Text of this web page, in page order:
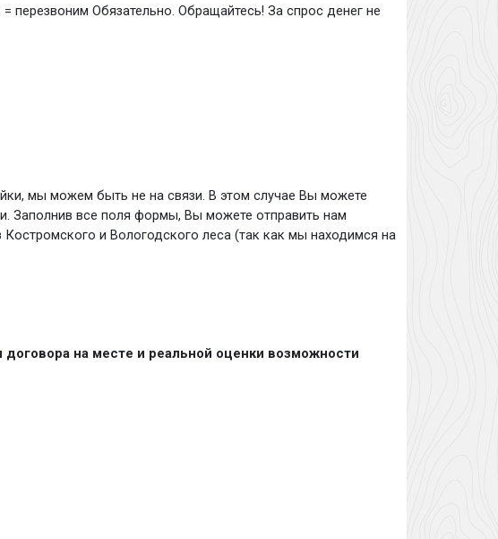
Обязательно. Обращайтесь! За спрос денег не
мы можем быть не на связи. В этом случае Вы можете
Заполнив все поля формы, Вы можете отправить нам
и Вологодского леса (так как мы находимся на
на месте и реальной оценки возможности